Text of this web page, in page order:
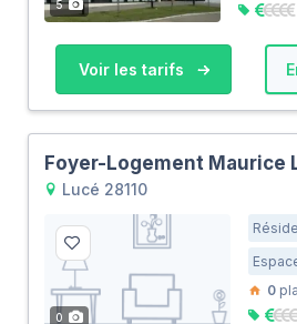
5
Voir les tarifs
Foyer-Logement Maurice
Lucé 28110
0
0